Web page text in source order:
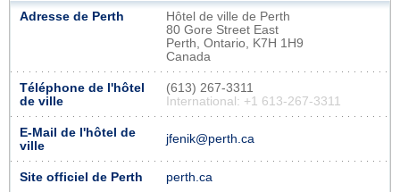
Adresse de Perth
Hôtel de ville de Perth
80 Gore Street East
Perth, Ontario, K7H 1H9
Canada
Téléphone de l'hôtel
de ville
(613) 267-3311
International: +1 613-267-3311
E-Mail de l'hôtel de
ville
jfenik@perth.ca
Site officiel de Perth perth.ca